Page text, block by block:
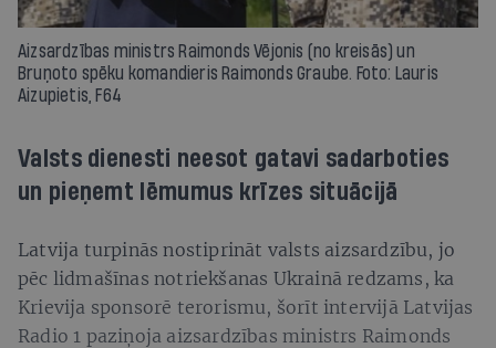
Aizsardzības ministrs Raimonds Vējonis (no kreisās) un
Bruņoto spēku komandieris Raimonds Graube. Foto: Lauris
Aizupietis, F64
Valsts dienesti neesot gatavi sadarboties
un pieņemt lēmumus krīzes situācijā
Latvija turpinās nostiprināt valsts aizsardzību, jo
pēc lidmašīnas notriekšanas Ukrainā redzams, ka
Krievija sponsorē terorismu, šorīt intervijā Latvijas
Radio 1 paziņoja aizsardzības ministrs Raimonds